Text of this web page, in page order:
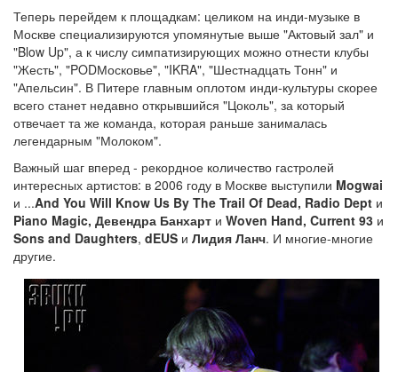
Теперь перейдем к площадкам: целиком на инди-музыке в
Москве специализируются упомянутые выше "Актовый зал" и
"Blow Up", а к числу симпатизирующих можно отнести клубы
"Жесть", "PODМосковье", "IKRA", "Шестнадцать Тонн" и
"Апельсин". В Питере главным оплотом инди-культуры скорее
всего станет недавно открывшийся "Цоколь", за который
отвечает та же команда, которая раньше занималась
легендарным "Молоком".
Важный шаг вперед - рекордное количество гастролей
интересных артистов: в 2006 году в Москве выступили Mogwai
и ...And You Will Know Us By The Trail Of Dead, Radio Dept и
Piano Magic, Девендра Банхарт и Woven Hand, Current 93 и
Sons and Daughters, dEUS и Лидия Ланч. И многие-многие
другие.